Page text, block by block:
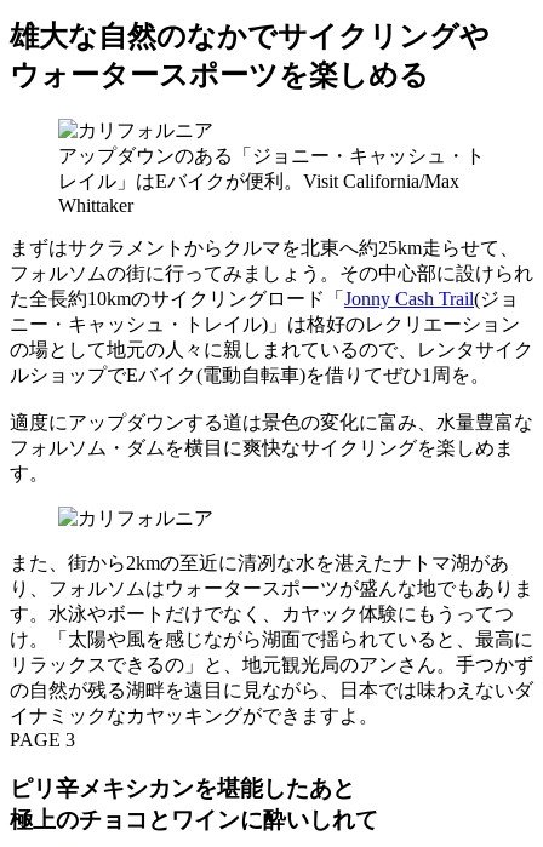
雄大な自然のなかでサイクリングや
ウォータースポーツを楽しめる
アップダウンのある「ジョニー・キャッシュ・ト
レイル」はEバイクが便利。Visit California/Max
Whittaker
まずはサクラメントからクルマを北東へ約25km走らせて、
フォルソムの街に行ってみましょう。その中心部に設けられ
た全長約10kmのサイクリングロード「 Jonny Cash Trail(ジョ
ニー・キャッシュ・トレイル)」は格好のレクリエーション
の場として地元の人々に親しまれているので、レンタサイク
ルショップでEバイク(電動自転車)を借りてぜひ1周を。
適度にアップダウンする道は景色の変化に富み、水量豊富な
フォルソム・ダムを横目に爽快なサイクリングを楽しめま
す。
また、街から2kmの至近に清冽な水を湛えたナトマ湖があ
り、フォルソムはウォータースポーツが盛んな地でもありま
す。水泳やボートだけでなく、カヤック体験にもうってつ
け。「太陽や風を感じながら湖面で揺られていると、最高に
リラックスできるの」と、地元観光局のアンさん。手つかず
の自然が残る湖畔を遠目に見ながら、日本では味わえないダ
イナミックなカヤッキングができますよ。
PAGE 3
ピリ辛メキシカンを堪能したあと
極上のチョコとワインに酔いしれて